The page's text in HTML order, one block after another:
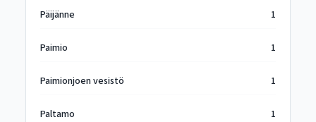
Päijänne 1
Paimio 1
Paimionjoen vesistö 1
Paltamo 1